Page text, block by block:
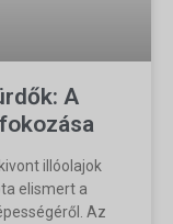
A
illóolajok
elismert a
Az